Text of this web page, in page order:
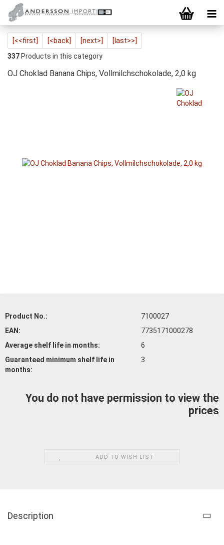
[<<first] [<back] [next>]
[last>>]
337 Products in this category
OJ Choklad Banana Chips, Vollmilchschokolade, 2,0 kg
Product No.:
7100027
EAN:
7735171000278
Average shelf life in months:
6
Guaranteed minimum shelf life in
months:
3
You do not have permission to view the
prices
ADD TO WISH LIST
Description